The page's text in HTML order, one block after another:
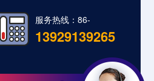
服务热线：86-
13929139265